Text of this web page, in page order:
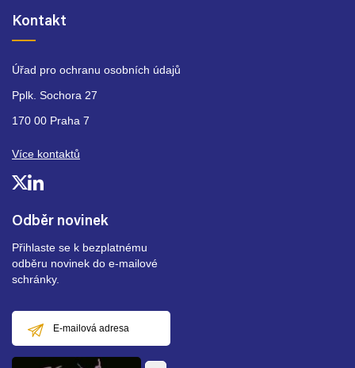
Odběr novinek
Přihlaste se k bezplatnému
odběru novinek do e-mailové
schránky.
mailová
adresa
Kontakt
Úřad pro ochranu osobních údajů
Pplk. Sochora 27
170 00 Praha 7
Více kontaktů